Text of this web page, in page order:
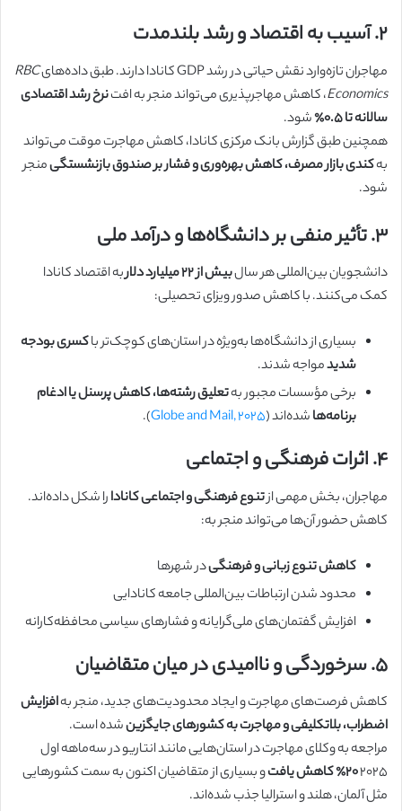
۲. آسیب به اقتصاد و رشد بلندمدت
مهاجران تازه‌وارد نقش حیاتی در رشد GDP کانادا دارند. طبق داده‌های
RBC
Economics، کاهش مهاجرپذیری می‌تواند منجر به افتنرخ رشد اقتصادی
سالانه تا ۰.۵٪
شود.
همچنین طبق گزارش بانک مرکزی کانادا، کاهش مهاجرت موقت می‌تواند
بهکندی بازار مصرف، کاهش بهره‌وری و فشار بر صندوق بازنشستگیمنجر
شود.
۳. تأثیر منفی بر دانشگاه‌ها و درآمد ملی
دانشجویان بین‌المللی هر سالبیش از ۲۲ میلیارد دلار
به اقتصاد کانادا
کمک می‌کنند. با کاهش صدور ویزای تحصیلی:
بسیاری از دانشگاه‌ها به‌ویژه در استان‌های کوچک‌تر باکسری بودجه
شدیدمواجه شدند.
برخی مؤسسات مجبور بهتعلیق رشته‌ها، کاهش پرسنل یا ادغام
برنامه‌هاشده‌اند (Globe and Mail, 2025
).
۴. اثرات فرهنگی و اجتماعی
مهاجران، بخش مهمی ازتنوع فرهنگی و اجتماعی کانادارا شکل داده‌اند.
کاهش حضور آن‌ها می‌تواند منجر به:
کاهش تنوع زبانی و فرهنگیدر شهرها
محدود شدن ارتباطات بین‌المللی جامعه کانادایی
افزایش گفتمان‌های ملی‌گرایانه و فشارهای سیاسی محافظه‌کارانه
۵. سرخوردگی و ناامیدی در میان متقاضیان
کاهش فرصت‌های مهاجرت و ایجاد محدودیت‌های جدید، منجر بهافزایش
اضطراب، بلاتکلیفی و مهاجرت به کشورهای جایگزینشده است.
مراجعه به وکلای مهاجرت در استان‌هایی مانند انتاریو در سه‌ماهه اول
۲۰۲۵۲۰٪ کاهش یافت
و بسیاری از متقاضیان اکنون به سمت کشورهایی
مثل آلمان، هلند و استرالیا جذب شده‌اند.